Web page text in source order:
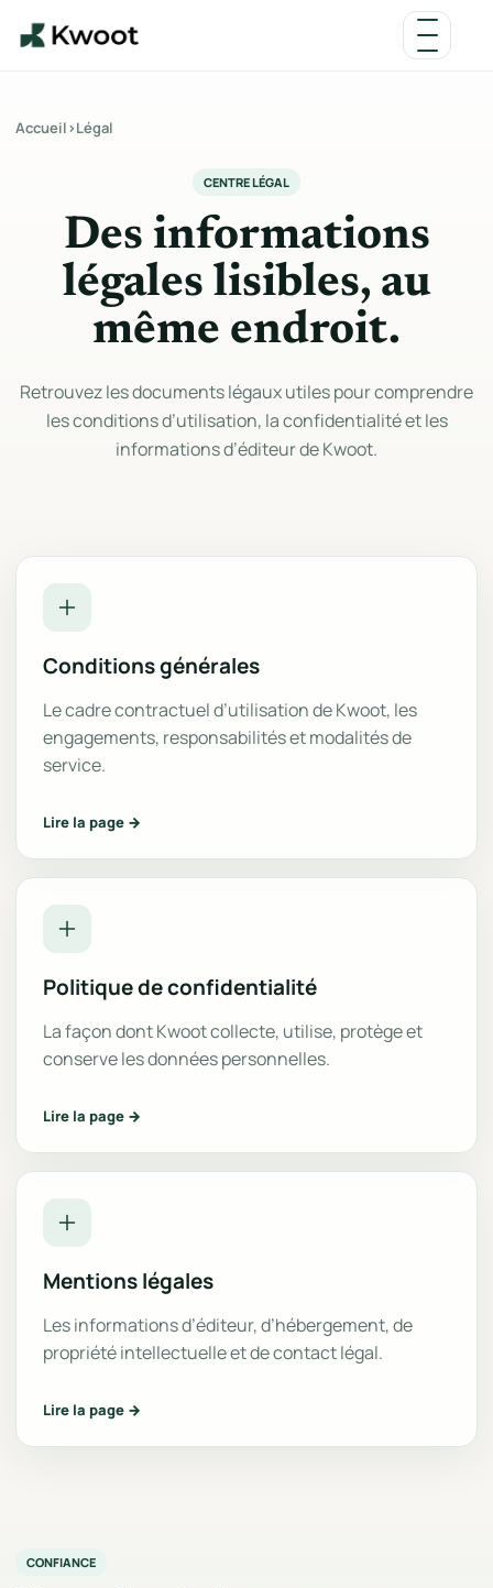
Accueil›Légal
CENTRE LÉGAL
Des informations
légales lisibles, au
même endroit.
Retrouvez les documents légaux utiles pour comprendre
les conditions d’utilisation, la confidentialité et les
informations d’éditeur de Kwoot.
Conditions générales
Le cadre contractuel d’utilisation de Kwoot, les
engagements, responsabilités et modalités de
service.
Lire la page →
Politique de confidentialité
La façon dont Kwoot collecte, utilise, protège et
conserve les données personnelles.
Lire la page →
Mentions légales
Les informations d’éditeur, d’hébergement, de
propriété intellectuelle et de contact légal.
Lire la page →
CONFIANCE